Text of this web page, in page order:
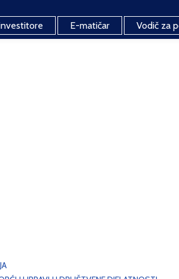
E-matičar Vodič za